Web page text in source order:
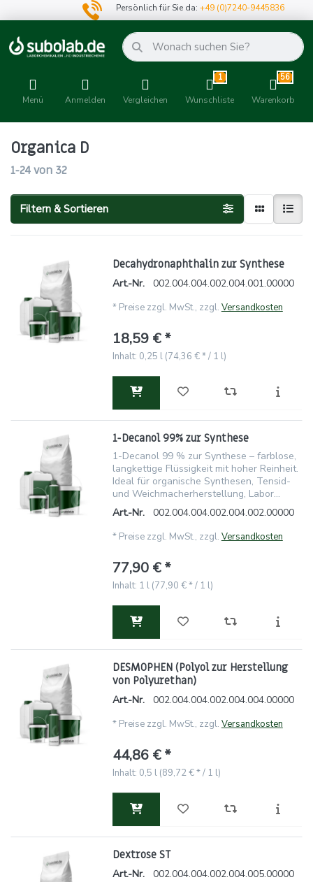
Persönlich für Sie da:+49 (0)7240-9445836
Menü Anmelden Vergleichen
1
Wunschliste
56
Warenkorb
Organica D
1-24von 32
Filtern & Sortieren
Decahydronaphthalin zur Synthese
Art.-Nr. 002.004.004.002.004.001.00000
* Preise zzgl. MwSt., zzgl. Versandkosten
18,59 € *
Inhalt: 0,25 l (74,36 € * / 1 l)
1-Decanol 99% zur Synthese
1-Decanol 99 % zur Synthese – farblose,
langkettige Flüssigkeit mit hoher Reinheit.
Ideal für organische Synthesen, Tensid-
und Weichmacherherstellung, Labor...
Art.-Nr.
002.004.004.002.004.002.00000
* Preise zzgl. MwSt., zzgl. Versandkosten
77,90 € *
Inhalt: 1 l (77,90 € * / 1 l)
DESMOPHEN (Polyol zur Herstellung
von Polyurethan)
Art.-Nr. 002.004.004.002.004.004.00000
* Preise zzgl. MwSt., zzgl. Versandkosten
44,86 € *
Inhalt: 0,5 l (89,72 € * / 1 l)
Dextrose ST
Art.-Nr. 002.004.004.002.004.005.00000